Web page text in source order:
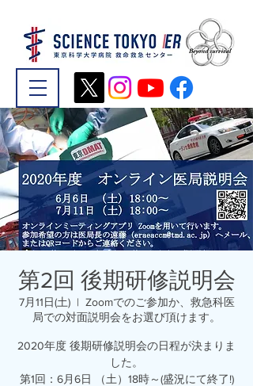
第2回 後期研修説明会
7月11日(土)
  |
Zoomでのご参加か、救急科医
局での対面説明会をお選び頂けます。
2020年度 後期研修説明会の日程が決まりま
した。
第1回：6月6日 （土）18時～(盛況にて終了!)